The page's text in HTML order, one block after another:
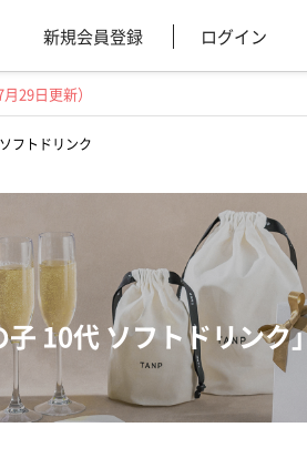
新規会員登録 ログイン
29日更新）
ソフトドリンク
子 10代 ソフトドリン